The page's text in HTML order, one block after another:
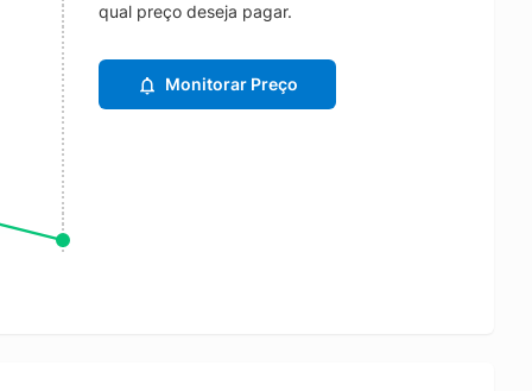
qual preço deseja pagar.
Monitorar Preço